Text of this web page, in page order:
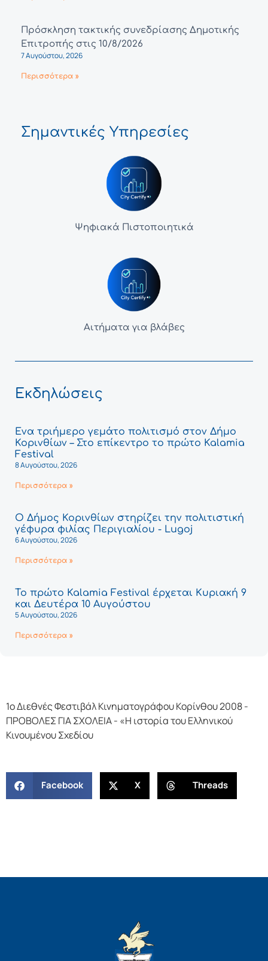
Πρόσκληση τακτικής συνεδρίασης Δημοτικής
Επιτροπής στις 10/8/2026
7 Αυγούστου, 2026
Περισσότερα »
Σημαντικές Υπηρεσίες
Ψηφιακά Πιστοποιητικά
Αιτήματα για βλάβες
Εκδηλώσεις
Ένα τριήμερο γεμάτο πολιτισμό στον Δήμο
Κορινθίων – Στο επίκεντρο το πρώτο Kalamia
Festival
8 Αυγούστου, 2026
Περισσότερα »
Ο Δήμος Κορινθίων στηρίζει την πολιτιστική
γέφυρα φιλίας Περιγιαλίου - Lugoj
6 Αυγούστου, 2026
Περισσότερα »
Το πρώτο Kalamia Festival έρχεται Κυριακή 9
και Δευτέρα 10 Αυγούστου
5 Αυγούστου, 2026
Περισσότερα »
1o Διεθνές Φεστιβάλ Κινηματογράφου Κορίνθου 2008 -
ΠΡΟΒΟΛΕΣ ΓΙΑ ΣΧΟΛΕΙΑ - «Η ιστορία του Ελληνικού
Κινουμένου Σχεδίου
Facebook X Threads